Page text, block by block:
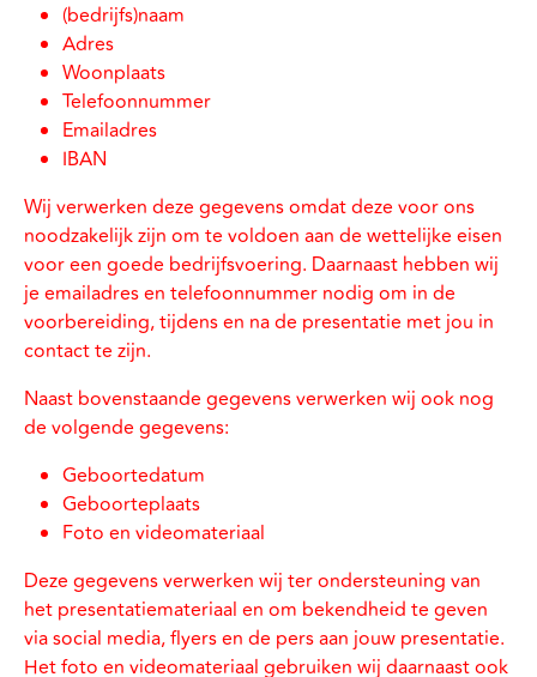
(bedrijfs)naam
Adres
Woonplaats
Telefoonnummer
Emailadres
IBAN
Wij verwerken deze gegevens omdat deze voor ons
noodzakelijk zijn om te voldoen aan de wettelijke eisen
voor een goede bedrijfsvoering. Daarnaast hebben wij
je emailadres en telefoonnummer nodig om in de
voorbereiding, tijdens en na de presentatie met jou in
contact te zijn.
Naast bovenstaande gegevens verwerken wij ook nog
de volgende gegevens:
Geboortedatum
Geboorteplaats
Foto en videomateriaal
Deze gegevens verwerken wij ter ondersteuning van
het presentatiemateriaal en om bekendheid te geven
via social media, flyers en de pers aan jouw presentatie.
Het foto en videomateriaal gebruiken wij daarnaast ook